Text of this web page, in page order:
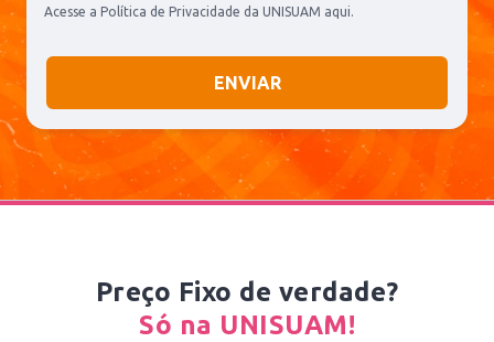
Acesse a Política de Privacidade da UNISUAM aqui.
Preço Fixo de verdade?
Só na UNISUAM!